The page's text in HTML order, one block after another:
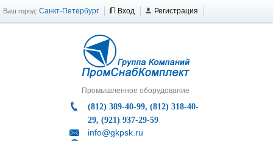
Ваш город: Санкт-Петербург Вход Регистрация
Промышленное оборудование
(812) 389-40-99, (812) 318-40-
29, (921) 937-29-59
info@gkpsk.ru